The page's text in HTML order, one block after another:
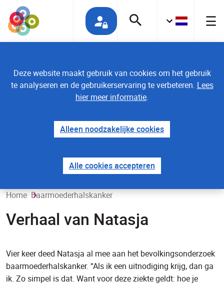
Deze website maakt gebruik van cookies om het gebruik
te analyseren en de gebruikerservaring te verbeteren. Lees
hier meer informatie.
Alleen noodzakelijke cookies
Alle cookies accepteren
Home Baarmoederhalskanker
Verhaal van Natasja
Vier keer deed Natasja al mee aan het bevolkingsonderzoek
baarmoederhalskanker. “Als ik een uitnodiging krijg, dan ga
ik. Zo simpel is dat. Want voor deze ziekte geldt: hoe je